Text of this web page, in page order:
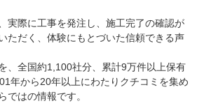
実際に工事を発注し、施工完了の確認が
ただく、体験にもとづいた信頼できる声
、全国約1,100社分、累計9万件以上保有
年から20年以上にわたりクチコミを集め
ではの情報です。